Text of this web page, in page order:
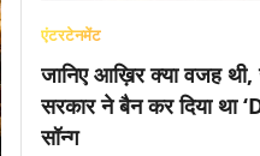
एंटरटेनमेंट
जानिए आख़िर क्या वजह
सरकार ने बैन कर दिया
सॉन्ग